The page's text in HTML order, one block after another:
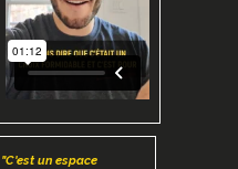
"C'est un espace